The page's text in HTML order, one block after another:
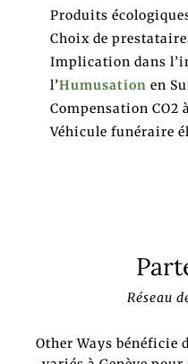
Produits
Choix de
Implication dans
l’Humusation en
Compensation
Véhicule funéraire
Réseau
Other Ways bénéficie